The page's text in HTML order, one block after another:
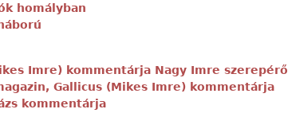
homályban
Imre) kommentárja Nagy Imre szerepéről
Gallicus (Mikes Imre) kommentárja
kommentárja